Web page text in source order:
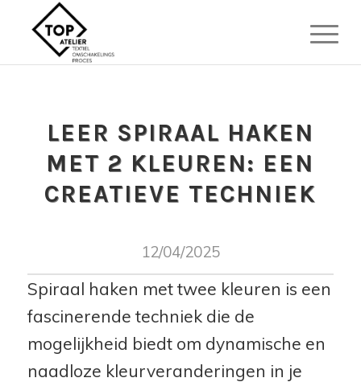
LEER SPIRAAL HAKEN
MET 2 KLEUREN: EEN
CREATIEVE TECHNIEK
12/04/2025
Spiraal haken met twee kleuren is een
fascinerende techniek die de
mogelijkheid biedt om dynamische en
naadloze kleurveranderingen in je